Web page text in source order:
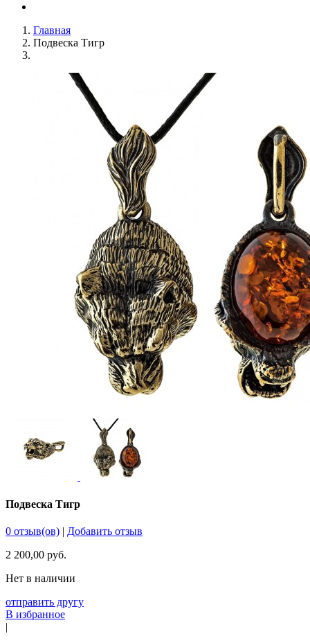
Главная
Подвеска Тигр
Подвеска Тигр
0 отзыв(ов) | Добавить отзыв
2 200,00 руб.
Нет в наличии
отправить другу
В избранное
|